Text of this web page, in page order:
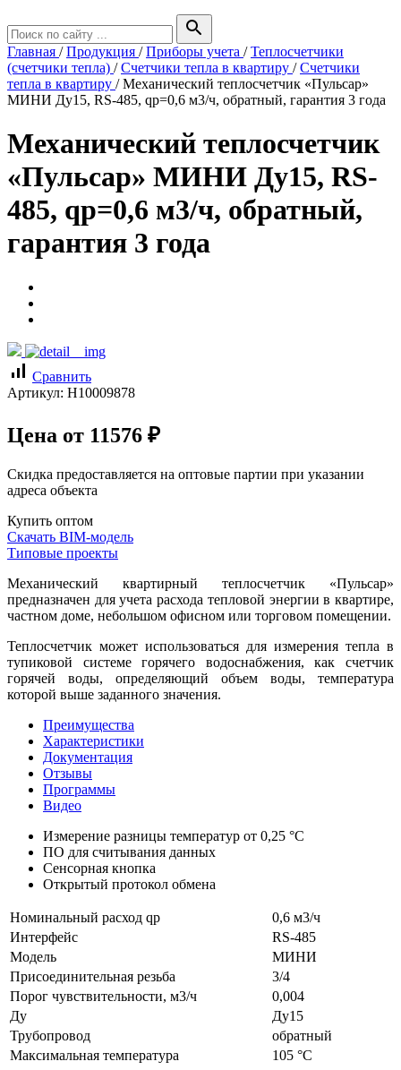
search
Главная /Продукция /Приборы учета /Теплосчетчики
(счетчики тепла) /Счетчики тепла в квартиру /Счетчики
тепла в квартиру /Механический теплосчетчик «Пульсар»
МИНИ Ду15, RS-485, qp=0,6 м3/ч, обратный, гарантия 3 года
Механический теплосчетчик
«Пульсар» МИНИ Ду15, RS-
485, qp=0,6 м3/ч, обратный,
гарантия 3 года
signal_cellular_alt Сравнить
Артикул: Н10009878
Цена от 11576 ₽
Скидка предоставляется на оптовые партии при указании
адреса объекта
Купить оптом
Скачать BIM-модель
Типовые проекты
Механический квартирный теплосчетчик «Пульсар»
предназначен для учета расхода тепловой энергии в квартире,
частном доме, небольшом офисном или торговом помещении.
Теплосчетчик может использоваться для измерения тепла в
тупиковой системе горячего водоснабжения, как счетчик
горячей воды, определяющий объем воды, температура
которой выше заданного значения.
Преимущества
Характеристики
Документация
Отзывы
Программы
Видео
Измерение разницы температур от 0,25 °С
ПО для считывания данных
Сенсорная кнопка
Открытый протокол обмена
Номинальный расход qp
0,6 м3/ч
Интерфейс
RS-485
Модель
МИНИ
Присоединительная резьба
3/4
Порог чувствительности, м3/ч
0,004
Ду
Ду15
Трубопровод
обратный
Максимальная температура
105 °C